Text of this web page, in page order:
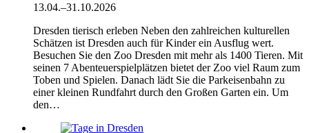
13.04.–31.10.2026
Dresden tierisch erleben Neben den zahlreichen kulturellen
Schätzen ist Dresden auch für Kinder ein Ausflug wert.
Besuchen Sie den Zoo Dresden mit mehr als 1400 Tieren. Mit
seinen 7 Abenteuerspielplätzen bietet der Zoo viel Raum zum
Toben und Spielen. Danach lädt Sie die Parkeisenbahn zu
einer kleinen Rundfahrt durch den Großen Garten ein. Um
den…